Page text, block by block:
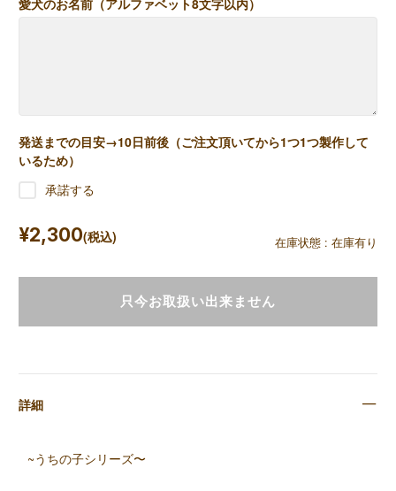
愛犬のお名前（アルファベット8文字以内）
発送までの目安→10日前後（ご注文頂いてから1つ1つ製作して
いるため）
承諾する
在庫状態 : 在庫有り
¥2,300(税込)
只今お取扱い出来ません
詳細
~うちの子シリーズ〜